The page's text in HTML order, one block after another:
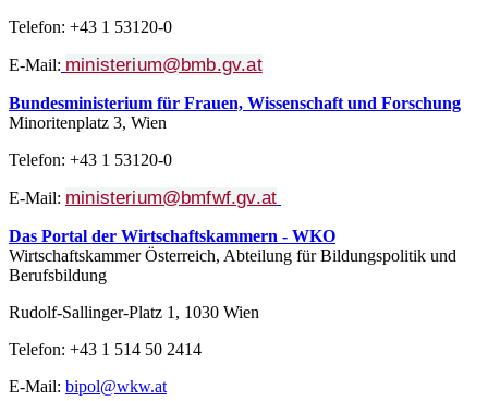
Telefon: +43 1 53120-0
E-Mail: ministerium@bmb.gv.at
Bundesministerium für Frauen, Wissenschaft und Forschung
Minoritenplatz 3, Wien
Telefon: +43 1 53120-0
E-Mail: ministerium@bmfwf.gv.at
Das Portal der Wirtschaftskammern - WKO
Wirtschaftskammer Österreich, Abteilung für Bildungspolitik und
Berufsbildung
Rudolf-Sallinger-Platz 1, 1030 Wien
Telefon: +43 1 514 50 2414
E-Mail: bipol@wkw.at